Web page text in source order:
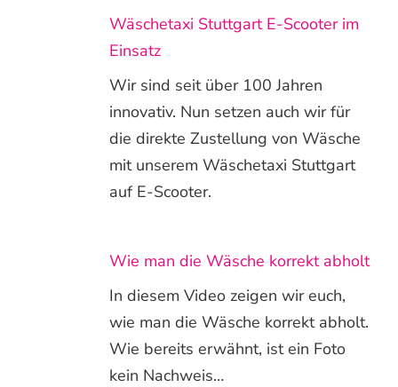
Wäschetaxi Stuttgart E-Scooter im
Einsatz
Wir sind seit über 100 Jahren
innovativ. Nun setzen auch wir für
die direkte Zustellung von Wäsche
mit unserem Wäschetaxi Stuttgart
auf E-Scooter.
Wie man die Wäsche korrekt abholt
In diesem Video zeigen wir euch,
wie man die Wäsche korrekt abholt.
Wie bereits erwähnt, ist ein Foto
kein Nachweis…